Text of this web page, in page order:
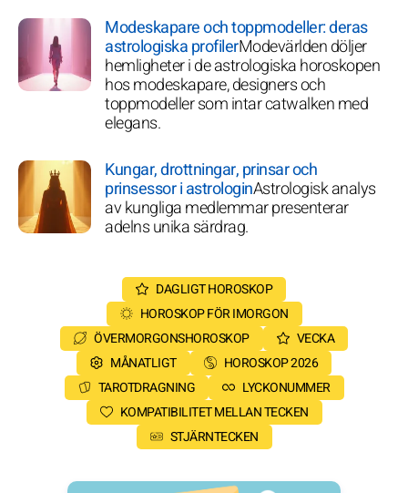
Modeskapare och toppmodeller: deras
astrologiska profilerModevärlden döljer
hemligheter i de astrologiska horoskopen
hos modeskapare, designers och
toppmodeller som intar catwalken med
elegans.
Kungar, drottningar, prinsar och
prinsessor i astrologinAstrologisk analys
av kungliga medlemmar presenterar
adelns unika särdrag.
DAGLIGT HOROSKOP
HOROSKOP FÖR IMORGON
ÖVERMORGONSHOROSKOP
VECKA
MÅNATLIGT
HOROSKOP 2026
TAROTDRAGNING
LYCKONUMMER
KOMPATIBILITET MELLAN TECKEN
STJÄRNTECKEN